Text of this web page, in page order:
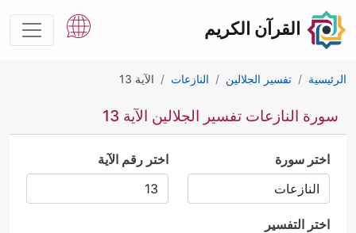
القرآن الكريم
الرئيسية تفسير الجلالين النازعات الآية 13
سورة النازعات تفسير الجلالين الآية 13
اختر سورة اختر رقم الآية
اختر التفسير